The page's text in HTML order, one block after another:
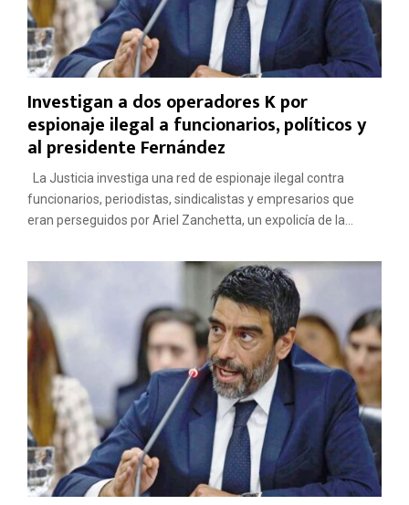
Investigan a dos operadores K por
espionaje ilegal a funcionarios, políticos y
al presidente Fernández
La Justicia investiga una red de espionaje ilegal contra
funcionarios, periodistas, sindicalistas y empresarios que
eran perseguidos por Ariel Zanchetta, un expolicía de la...